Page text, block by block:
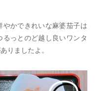
かできれいな麻婆茄子は
っとのど越し良いワンタ
りましたよ。